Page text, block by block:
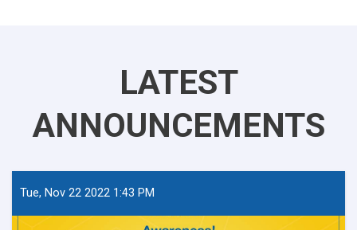
LATEST
ANNOUNCEMENTS
Tue, Nov 22 2022 1:43 PM